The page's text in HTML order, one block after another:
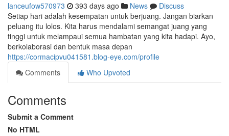
lanceufow570973 393 days ago News
Discuss
Setiap hari adalah kesempatan untuk berjuang. Jangan biarkan
peluang itu lolos. Kita harus mendalami semangat juang yang
tinggi untuk melampaui semua hambatan yang kita hadapi. Ayo,
berkolaborasi dan bentuk masa depan
https://cormacipvu041581.blog-eye.com/profile
Comments
Who Upvoted
Comments
Submit a Comment
No HTML